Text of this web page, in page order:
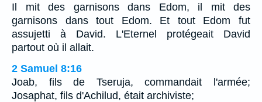
Il mit des garnisons dans Edom, il mit des
garnisons dans tout Edom. Et tout Edom fut
assujetti à David. L'Eternel protégeait David
partout où il allait.
2 Samuel 8:16
Joab, fils de Tseruja, commandait l'armée;
Josaphat, fils d'Achilud, était archiviste;